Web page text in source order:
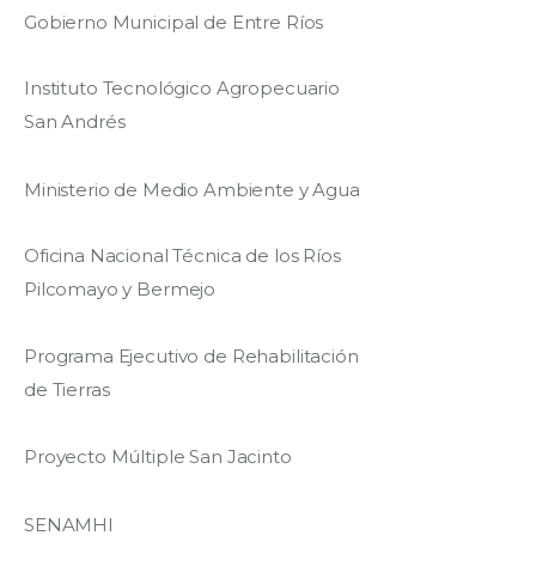
Gobierno Municipal de Entre Ríos
Instituto Tecnológico Agropecuario
San Andrés
Ministerio de Medio Ambiente y Agua
Oficina Nacional Técnica de los Ríos
Pilcomayo y Bermejo
Programa Ejecutivo de Rehabilitación
de Tierras
Proyecto Múltiple San Jacinto
SENAMHI